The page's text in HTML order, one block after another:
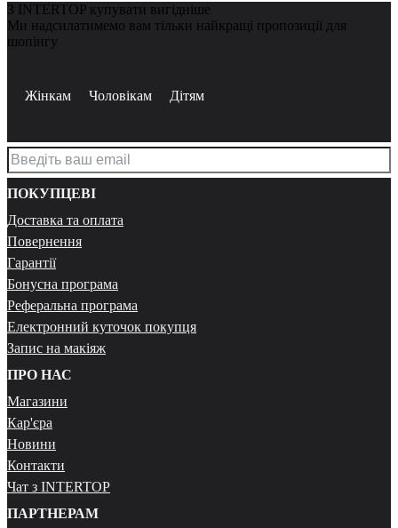
З INTERTOP купувати вигідніше
Ми надсилатимемо вам тільки найкращі пропозиції для
шопінгу
Жінкам Чоловікам Дітям
ПОКУПЦЕВІ
Доставка та оплата
Повернення
Гарантії
Бонусна програма
Реферальна програма
Електронний куточок покупця
Запис на макіяж
ПРО НАС
Магазини
Кар'єра
Новини
Контакти
Чат з INTERTOP
ПАРТНЕРАМ